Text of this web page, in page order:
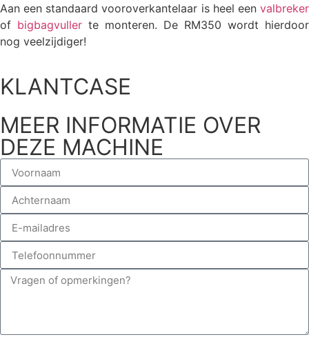
Aan een standaard vooroverkantelaar is heel een valbreker
of bigbagvuller te monteren. De RM350 wordt hierdoor
nog veelzijdiger!
KLANTCASE
MEER INFORMATIE OVER
DEZE MACHINE